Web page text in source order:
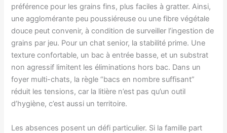
préférence pour les grains fins, plus faciles à gratter. Ainsi,
une agglomérante peu poussiéreuse ou une fibre végétale
douce peut convenir, à condition de surveiller l’ingestion de
grains par jeu. Pour un chat senior, la stabilité prime. Une
texture confortable, un bac à entrée basse, et un substrat
non agressif limitent les éliminations hors bac. Dans un
foyer multi-chats, la règle “bacs en nombre suffisant”
réduit les tensions, car la litière n’est pas qu’un outil
d’hygiène, c’est aussi un territoire.
Les absences posent un défi particulier. Si la famille part